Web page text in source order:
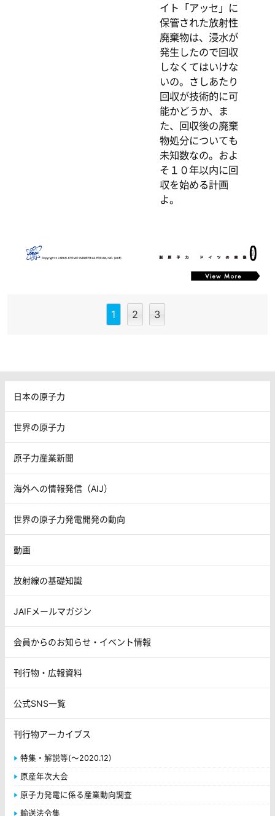
イト「アッセ」に
保管された放射性
廃棄物は、浸水が
発生したので回収
しなくてはいけな
いの。さしあたり
回収が技術的に可
能かどうか、ま
た、回収後の廃棄
物処分についても
未知数なの。およ
そ１０年以内に回
収を始める計画
よ。
1 2 3
日本の原子力
世界の原子力
原子力産業新聞
海外への情報発信（AIJ）
世界の原子力発電開発の動向
動画
放射線の基礎知識
JAIFメールマガジン
会員からのお知らせ・イベント情報
刊行物・広報資料
公式SNS一覧
刊行物アーカイブス
特集・解説等(～2020.12)
原産年次大会
原子力発電に係る産業動向調査
輸送法令集